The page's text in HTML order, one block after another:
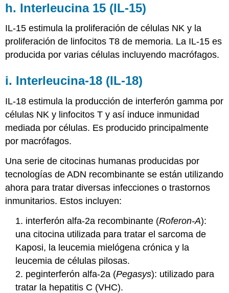
h. Interleucina 15 (IL-15)
IL-15 estimula la proliferación de células NK y la
proliferación de linfocitos T8 de memoria. La IL-15 es
producida por varias células incluyendo macrófagos.
i. Interleucina-18 (IL-18)
IL-18 estimula la producción de interferón gamma por
células NK y linfocitos T y así induce inmunidad
mediada por células. Es producido principalmente
por macrófagos.
Una serie de citocinas humanas producidas por
tecnologías de ADN recombinante se están utilizando
ahora para tratar diversas infecciones o trastornos
inmunitarios. Estos incluyen:
1. interferón alfa-2a recombinante (Roferon-A):
una citocina utilizada para tratar el sarcoma de
Kaposi, la leucemia mielógena crónica y la
leucemia de células pilosas.
2. peginterferón alfa-2a (Pegasys): utilizado para
tratar la hepatitis C (VHC).